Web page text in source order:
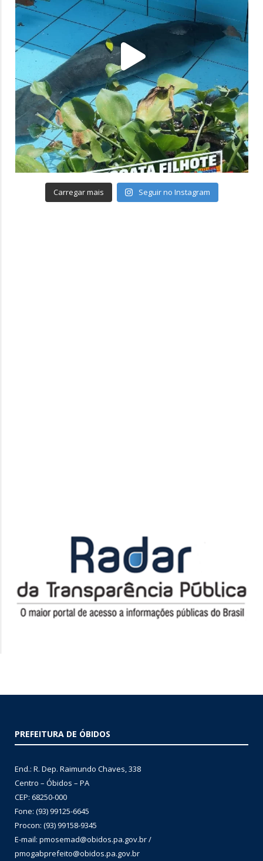
Carregar mais Seguir no Instagram
PREFEITURA DE ÓBIDOS
End.: R. Dep. Raimundo Chaves, 338
Centro – Óbidos – PA
CEP: 68250-000
Fone: (93) 99125-6645
Procon: (93) 99158-9345
E-mail: pmosemad@obidos.pa.gov.br /
pmogabprefeito@obidos.pa.gov.br